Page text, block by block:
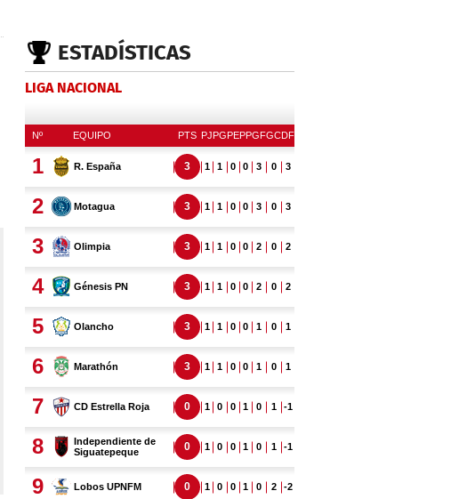
ESTADÍSTICAS
LIGA NACIONAL